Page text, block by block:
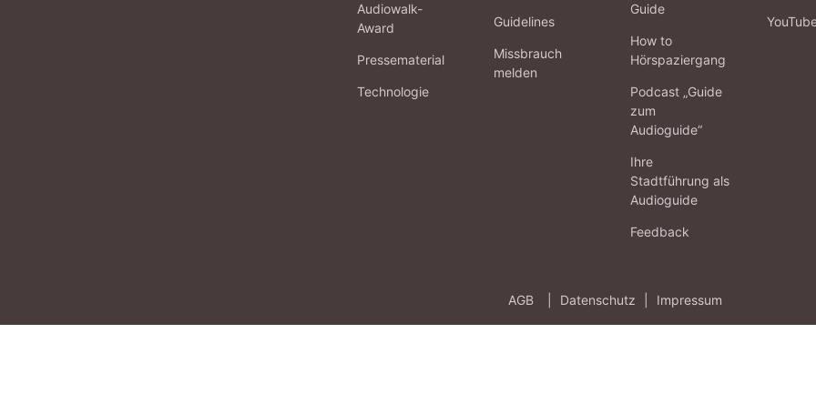
Audiowalk-
Award
Pressematerial
Technologie
Guidelines
Missbrauch
melden
Guide
How to
Hörspaziergang
Podcast „Guide
zum
Audioguide“
Ihre
Stadtführung als
Audioguide
Feedback
AGB Datenschutz Impressum